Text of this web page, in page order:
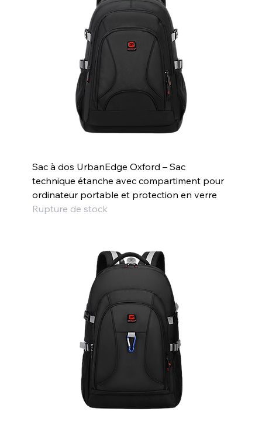
Sac à dos UrbanEdge Oxford – Sac
technique étanche avec compartiment pour
ordinateur portable et protection en verre
Rupture de stock